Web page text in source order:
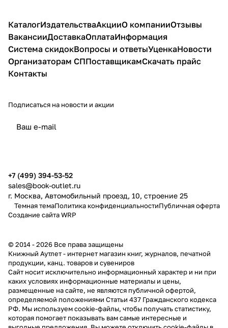
КаталогИздательстваАкцииО компанииОтзывы
ВакансииДоставкаОплатаИнформация
Система скидокВопросы и ответыУценкаНовости
Организаторам СППоставщикамСкачать прайс
Контакты
Подписаться на новости и акции
+7 (499) 394-53-52
sales@book-outlet.ru
г. Москва, Автомобильный проезд, 10, строение 25
Темная темаПолитика конфиденциальностиПубличная оферта
Создание сайтаWRP
© 2014 - 2026 Все права защищены
Книжный Аутлет - интернет магазин книг, журналов, печатной
продукции, канц. товаров и сувениров
Cайт носит исключительно информационный характер и ни при
каких условиях информационные материалы и цены,
размещенные на сайте, не являются публичной офертой,
определяемой положениями Статьи 437 Гражданского кодекса
РФ. Мы используем cookie-файлы, чтобы получать статистику,
которая помогает показывать вам самые интересные и